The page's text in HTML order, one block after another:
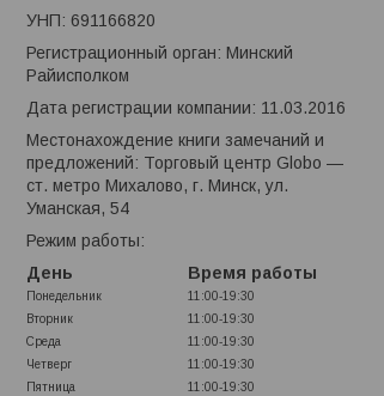
УНП: 691166820
Регистрационный орган: Минский
Райисполком
Дата регистрации компании: 11.03.2016
Местонахождение книги замечаний и
предложений: Торговый центр Globo —
ст. метро Михалово, г. Минск, ул.
Уманская, 54
Режим работы:
День
Время работы
Понедельник
11:00-19:30
Вторник
11:00-19:30
Среда
11:00-19:30
Четверг
11:00-19:30
Пятница
11:00-19:30